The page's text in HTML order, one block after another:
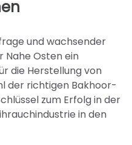
und wachsender
Nahe Osten ein
die Herstellung von
der richtigen Bakhoor-
zum Erfolg in der
in den